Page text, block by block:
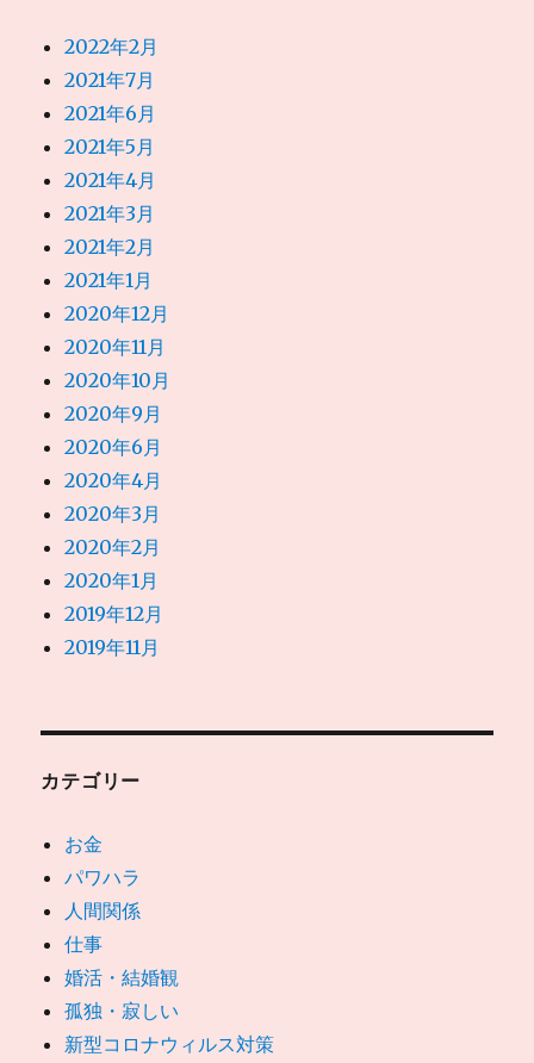
2022年2月
2021年7月
2021年6月
2021年5月
2021年4月
2021年3月
2021年2月
2021年1月
2020年12月
2020年11月
2020年10月
2020年9月
2020年6月
2020年4月
2020年3月
2020年2月
2020年1月
2019年12月
2019年11月
カテゴリー
お金
パワハラ
人間関係
仕事
婚活・結婚観
孤独・寂しい
新型コロナウィルス対策